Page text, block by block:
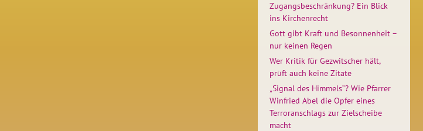
Zugangsbeschränkung? Ein Blick
ins Kirchenrecht
Gott gibt Kraft und Besonnenheit –
nur keinen Regen
Wer Kritik für Gezwitscher hält,
prüft auch keine Zitate
„Signal des Himmels“? Wie Pfarrer
Winfried Abel die Opfer eines
Terroranschlags zur Zielscheibe
macht